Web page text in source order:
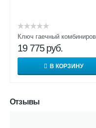
Ключ гаечный
19 775 руб.
В КОРЗИНУ
Отзывы